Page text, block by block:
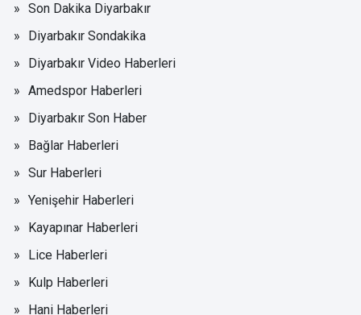
Son Dakika Diyarbakır
Diyarbakır Sondakika
Diyarbakır Video Haberleri
Amedspor Haberleri
Diyarbakır Son Haber
Bağlar Haberleri
Sur Haberleri
Yenişehir Haberleri
Kayapınar Haberleri
Lice Haberleri
Kulp Haberleri
Hani Haberleri